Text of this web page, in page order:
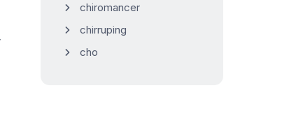
chiromancer
chirruping
cho